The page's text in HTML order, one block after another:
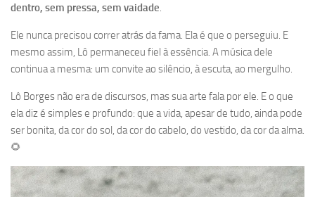
dentro, sem pressa, sem vaidade.
Ele nunca precisou correr atrás da fama. Ela é que o perseguiu. E
mesmo assim, Lô permaneceu fiel à essência. A música dele
continua a mesma: um convite ao silêncio, à escuta, ao mergulho.
Lô Borges não era de discursos, mas sua arte fala por ele. E o que
ela diz é simples e profundo: que a vida, apesar de tudo, ainda pode
ser bonita, da cor do sol, da cor do cabelo, do vestido, da cor da alma.
🌻